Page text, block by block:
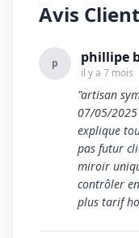
Avis
p phillipe
il y a 7 mois
"artisan
07/05/
explique
pas futur
miroir
contrôler
plus tarif